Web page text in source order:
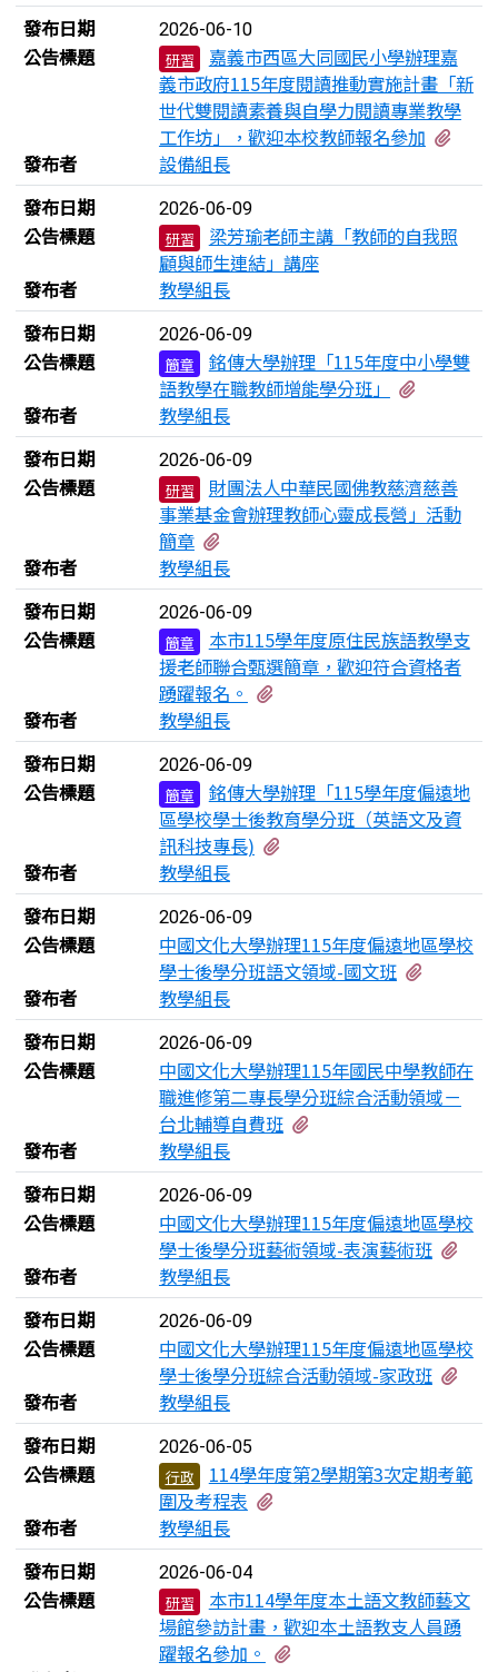
發布日期
2026-06-10
公告標題 研習
嘉義市西區大同國民小學辦理嘉
義市政府115年度閱讀推動實施計畫「新
世代雙閱讀素養與自學力閱讀專業教學
工作坊」，歡迎本校教師報名參加
發布者
設備組長
發布日期
2026-06-09
公告標題 研習
梁芳瑜老師主講「教師的自我照
顧與師生連結」講座
發布者
教學組長
發布日期
2026-06-09
公告標題 簡章
銘傳大學辦理「115年度中小學雙
語教學在職教師增能學分班」
發布者
教學組長
發布日期
2026-06-09
公告標題 研習
財團法人中華民國佛教慈濟慈善
事業基金會辦理教師心靈成長營」活動
簡章
發布者
教學組長
發布日期
2026-06-09
公告標題 簡章
本市115學年度原住民族語教學支
援老師聯合甄選簡章，歡迎符合資格者
踴躍報名。
發布者
教學組長
發布日期
2026-06-09
公告標題 簡章
銘傳大學辦理「115學年度偏遠地
區學校學士後教育學分班（英語文及資
訊科技專長)
發布者
教學組長
發布日期
2026-06-09
公告標題
中國文化大學辦理115年度偏遠地區學校
學士後學分班語文領域-國文班
發布者
教學組長
發布日期
2026-06-09
公告標題
中國文化大學辦理115年國民中學教師在
職進修第二專長學分班綜合活動領域－
台北輔導自費班
發布者
教學組長
發布日期
2026-06-09
公告標題
中國文化大學辦理115年度偏遠地區學校
學士後學分班藝術領域-表演藝術班
發布者
教學組長
發布日期
2026-06-09
公告標題
中國文化大學辦理115年度偏遠地區學校
學士後學分班綜合活動領域-家政班
發布者
教學組長
發布日期
2026-06-05
公告標題 行政
114學年度第2學期第3次定期考範
圍及考程表
發布者
教學組長
發布日期
2026-06-04
公告標題 研習
本市114學年度本土語文教師藝文
場館參訪計畫，歡迎本土語教支人員踴
躍報名參加。